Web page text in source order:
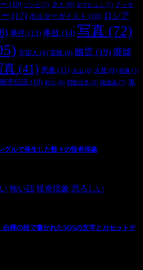
(10) ゾンビ (7) タイ (9) タマヒュン (7)
ドッキ
(17) ポルターガイスト (10) ロシア
事件 (13) 事故 (14) 写真 (72)
宇宙人 (9) 実験 (9) 幽霊 (19) 廃墟
真 (41) 悪魔 (11) 火山 (6) 火星 (9) 画像 (7)
都市伝説 (10) 釣り (6) 閲覧注意 (6) 陰謀論 (7) 鬼
グルで発生した数々の怪奇現象
怖い話 怪奇現象 恐ろしい
樺の枝で書かれたSOSの文字とカセットテ